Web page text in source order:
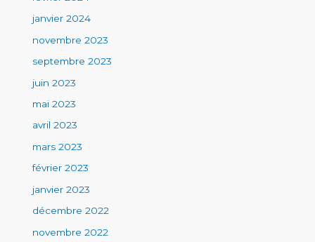
janvier 2024
novembre 2023
septembre 2023
juin 2023
mai 2023
avril 2023
mars 2023
février 2023
janvier 2023
décembre 2022
novembre 2022